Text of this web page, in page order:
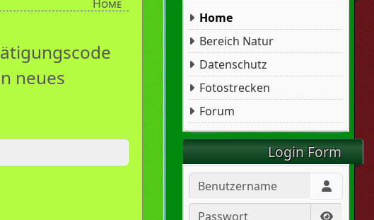
Home
Bereich Natur
Datenschutz
Fotostrecken
Forum
Login Form
Benutzername
Passwort
Home
neues